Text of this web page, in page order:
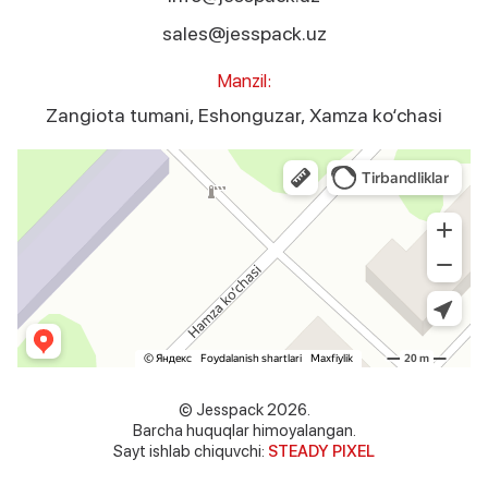
sales@jesspack.uz
Manzil:
Zangiota tumani, Eshonguzar, Xamza ko‘chasi
Оборудование для лёгкой промышленности в Ташкентской области
© Jesspack 2026.
Barcha huquqlar himoyalangan.
Sayt ishlab chiquvchi: STEADY PIXEL